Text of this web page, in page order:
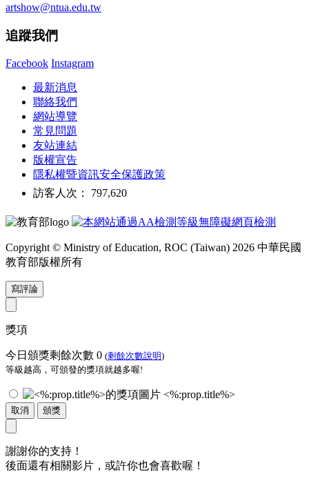
artshow@ntua.edu.tw
追蹤我們
Facebook Instagram
最新消息
聯絡我們
網站導覽
常見問題
友站連結
版權宣告
隱私權暨資訊安全保護政策
訪客人次： 797,620
Copyright © Ministry of Education, ROC (Taiwan) 2026 中華民國
教育部版權所有
寫評論
獎項
今日頒獎剩餘次數 0 (剩餘次數說明)
等級越高，可頒發的獎項就越多喔!
<%:prop.title%>
取消 頒獎
謝謝你的支持！
後面還有相關影片，或許你也會喜歡喔！